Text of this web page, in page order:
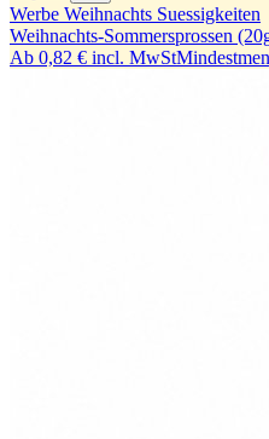
Werbe Weihnachts Suessigkeiten
Weihnachts-Sommersprossen
Ab 0,82 € incl. MwSt